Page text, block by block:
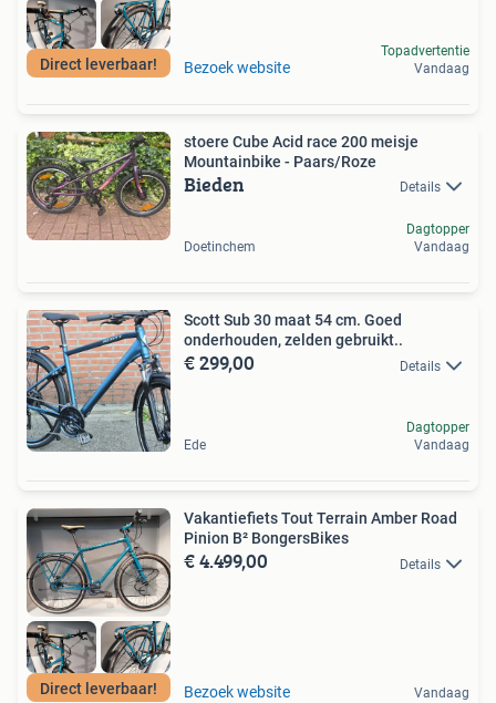
Direct leverbaar! Bezoek website
Topadvertentie
Vandaag
stoere Cube Acid race 200 meisje
Mountainbike - Paars/Roze
Bieden Details
Doetinchem
Dagtopper
Vandaag
Scott Sub 30 maat 54 cm. Goed
onderhouden, zelden gebruikt..
€ 299,00 Details
Ede
Dagtopper
Vandaag
Direct leverbaar!
Vakantiefiets Tout Terrain Amber Road
Pinion B² BongersBikes
€ 4.499,00 Details
Bezoek website Vandaag